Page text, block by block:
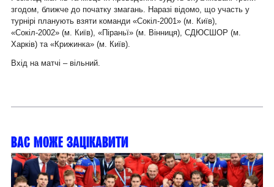
згодом, ближче до початку змагань. Наразі відомо, що участь у
турнірі планують взяти команди «Сокіл-2001» (м. Київ),
«Сокіл-2002» (м. Київ), «Піраньї» (м. Вінниця), СДЮСШОР (м.
Харків) та «Крижинка» (м. Київ).
Вхід на матчі – вільний.
Вас може зацікавити